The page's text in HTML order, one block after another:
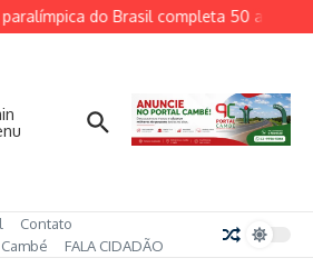
do Brasil completa 50 anos e
Contato
FALA CIDADÃO